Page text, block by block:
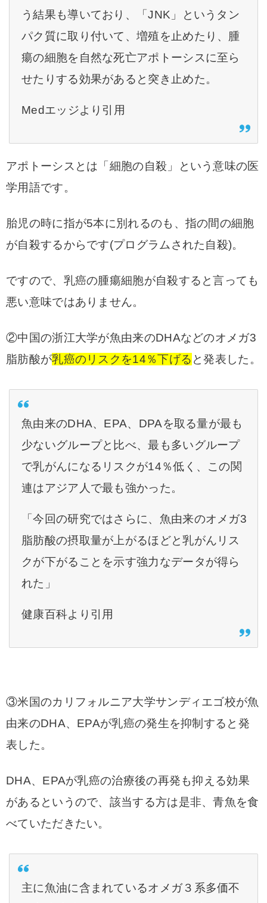
う結果も導いており、「JNK」というタン
パク質に取り付いて、増殖を止めたり、腫
瘍の細胞を自然な死亡アポトーシスに至ら
せたりする効果があると突き止めた。
Medエッジより引用
アポトーシスとは「細胞の自殺」という意味の医
学用語です。
胎児の時に指が5本に別れるのも、指の間の細胞
が自殺するからです(プログラムされた自殺)。
ですので、乳癌の腫瘍細胞が自殺すると言っても
悪い意味ではありません。
②中国の浙江大学が魚由来のDHAなどのオメガ3
脂肪酸が乳癌のリスクを14％下げる と発表した。
魚由来のDHA、EPA、DPAを取る量が最も
少ないグループと比べ、最も多いグループ
で乳がんになるリスクが14％低く、この関
連はアジア人で最も強かった。
「今回の研究ではさらに、魚由来のオメガ3
脂肪酸の摂取量が上がるほどと乳がんリス
クが下がることを示す強力なデータが得ら
れた」
健康百科より引用
③米国のカリフォルニア大学サンディエゴ校が魚
由来のDHA、EPAが乳癌の発生を抑制すると発
表した。
DHA、EPAが乳癌の治療後の再発も抑える効果
があるというので、該当する方は是非、青魚を食
べていただきたい。
主に魚油に含まれているオメガ３系多価不